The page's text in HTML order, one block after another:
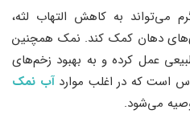
به کاهش التهاب لثه،
دهان کمک کند. نمک همچنین
عمل کرده و به بهبود زخم‌های
است که در اغلب مواردآب نمک
می‌شود.